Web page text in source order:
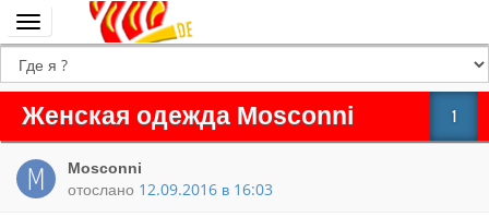
Переключить
навигацию
Женская одежда Mosconni 1
Mosconni
отослано 12.09.2016 в 16:03